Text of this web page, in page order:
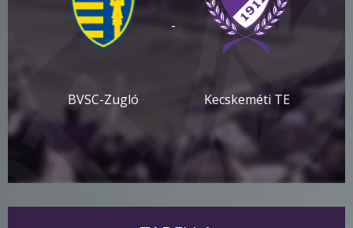
BVSC-Zugló
-
Kecskeméti TE